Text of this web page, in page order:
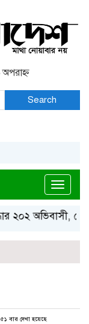
Search
২০২ অভিবাসী,
বার দেখা হয়েছে